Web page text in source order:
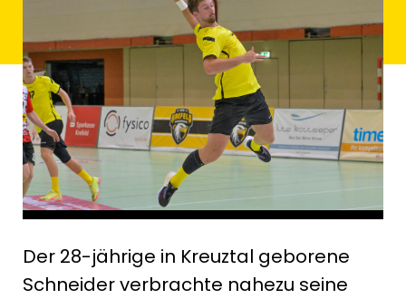
Der 28-jährige in Kreuztal geborene
Schneider verbrachte nahezu seine